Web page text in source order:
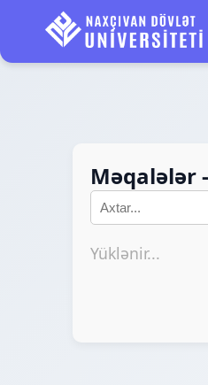
Məqalələr
Yüklənir...